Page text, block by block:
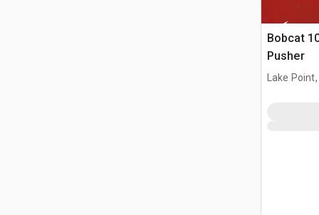
Bobcat
Pusher
Lake Point,